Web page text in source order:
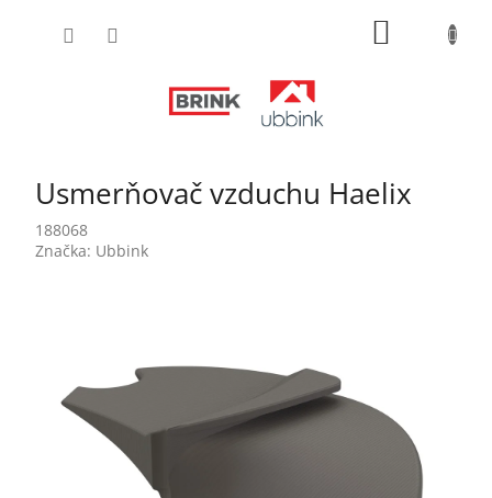
Usmerňovač vzduchu Haelix
188068
Značka: Ubbink